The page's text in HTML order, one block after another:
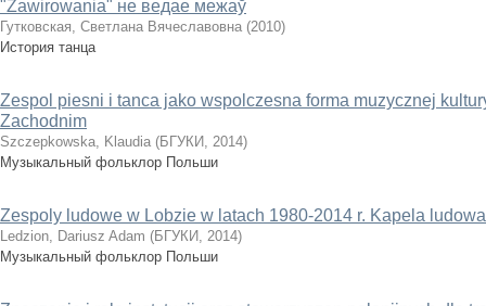
"Zawirowania" не ведае межаў
Гутковская, Светлана Вячеславовна (2010)
История танца
Zespol piesni i tanca jako wspolczesna forma muzycznej
Zachodnim
Szczepkowska, Klaudia (БГУКИ, 2014)
Музыкальный фольклор Польши
Zespoly ludowe w Lobzie w latach 1980-2014 r. Kapela
Ledzion, Dariusz Adam (БГУКИ, 2014)
Музыкальный фольклор Польши